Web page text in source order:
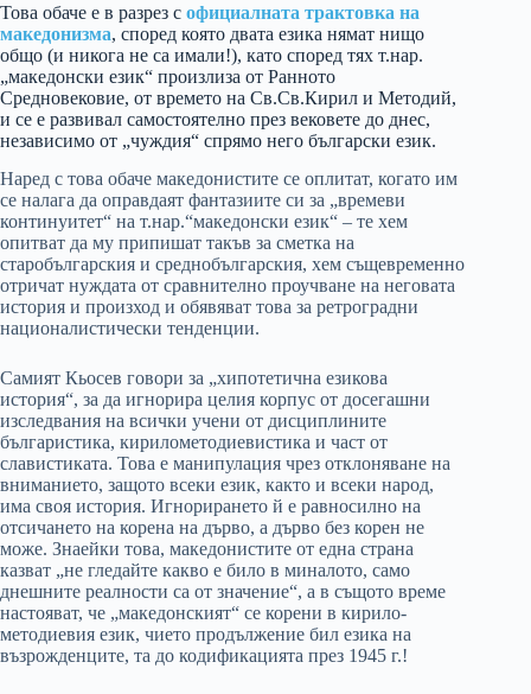
Това обаче е в разрез с официалната трактовка на
македонизма, според която двата езика нямат нищо
общо (и никога не са имали!), като според тях т.нар.
„македонски език“ произлиза от Ранното
Средновековие, от времето на Св.Св.Кирил и Методий,
и се е развивал самостоятелно през вековете до днес,
независимо от „чуждия“ спрямо него български език.
Наред с това обаче македонистите се оплитат, когато им
се налага да оправдаят фантазиите си за „времеви
континуитет“ на т.нар.“македонски език“ – те хем
опитват да му припишат такъв за сметка на
старобългарския и среднобългарския, хем същевременно
отричат нуждата от сравнително проучване на неговата
история и произход и обявяват това за ретроградни
националистически тенденции.
Самият Кьосев говори за „хипотетична езикова
история“, за да игнорира целия корпус от досегашни
изследвания на всички учени от дисциплините
българистика, кирилометодиевистика и част от
славистиката. Това е манипулация чрез отклоняване на
вниманието, защото всеки език, както и всеки народ,
има своя история. Игнорирането й е равносилно на
отсичането на корена на дърво, а дърво без корен не
може. Знаейки това, македонистите от една страна
казват „не гледайте какво е било в миналото, само
днешните реалности са от значение“, а в същото време
настояват, че „македонският“ се корени в кирило-
методиевия език, чието продължение бил езика на
възрожденците, та до кодификацията през 1945 г.!